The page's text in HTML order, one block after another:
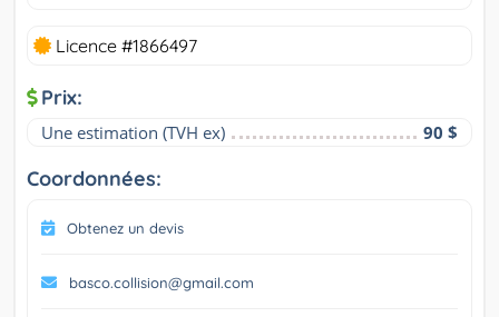
Licence #1866497
Prix:
Une estimation (TVH ex) 90 $
Coordonnées:
Obtenez un devis
basco.collision@gmail.com